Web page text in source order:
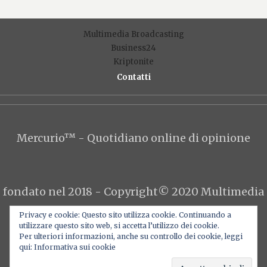
Multimedia Broadcasting
Business24
Kriptonite
Contatti
FT
Y
I
L
Privacy e cookie: Questo sito utilizza cookie. Continuando a
utilizzare questo sito web, si accetta l’utilizzo dei cookie.
Per ulteriori informazioni, anche su controllo dei cookie, leggi
qui: Informativa sui cookie